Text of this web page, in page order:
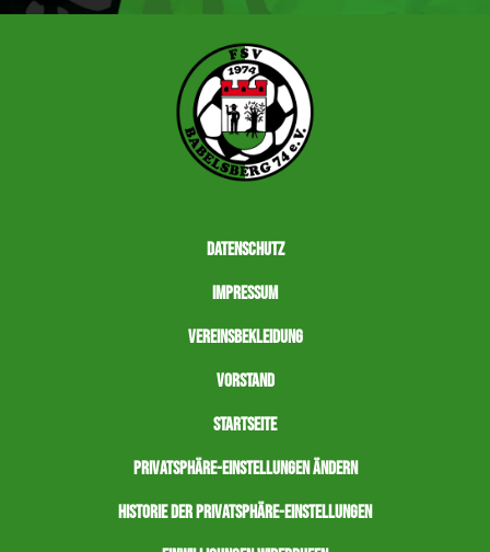
Datenschutz
Impressum
Vereinsbekleidung
Vorstand
Startseite
Privatsphäre-Einstellungen ändern
Historie der Privatsphäre-Einstellungen